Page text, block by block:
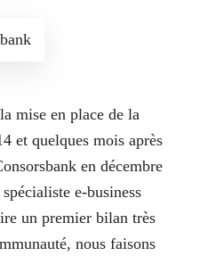
mise en place de la
et quelques mois après
en décembre
e-business
un premier bilan très
nous faisons